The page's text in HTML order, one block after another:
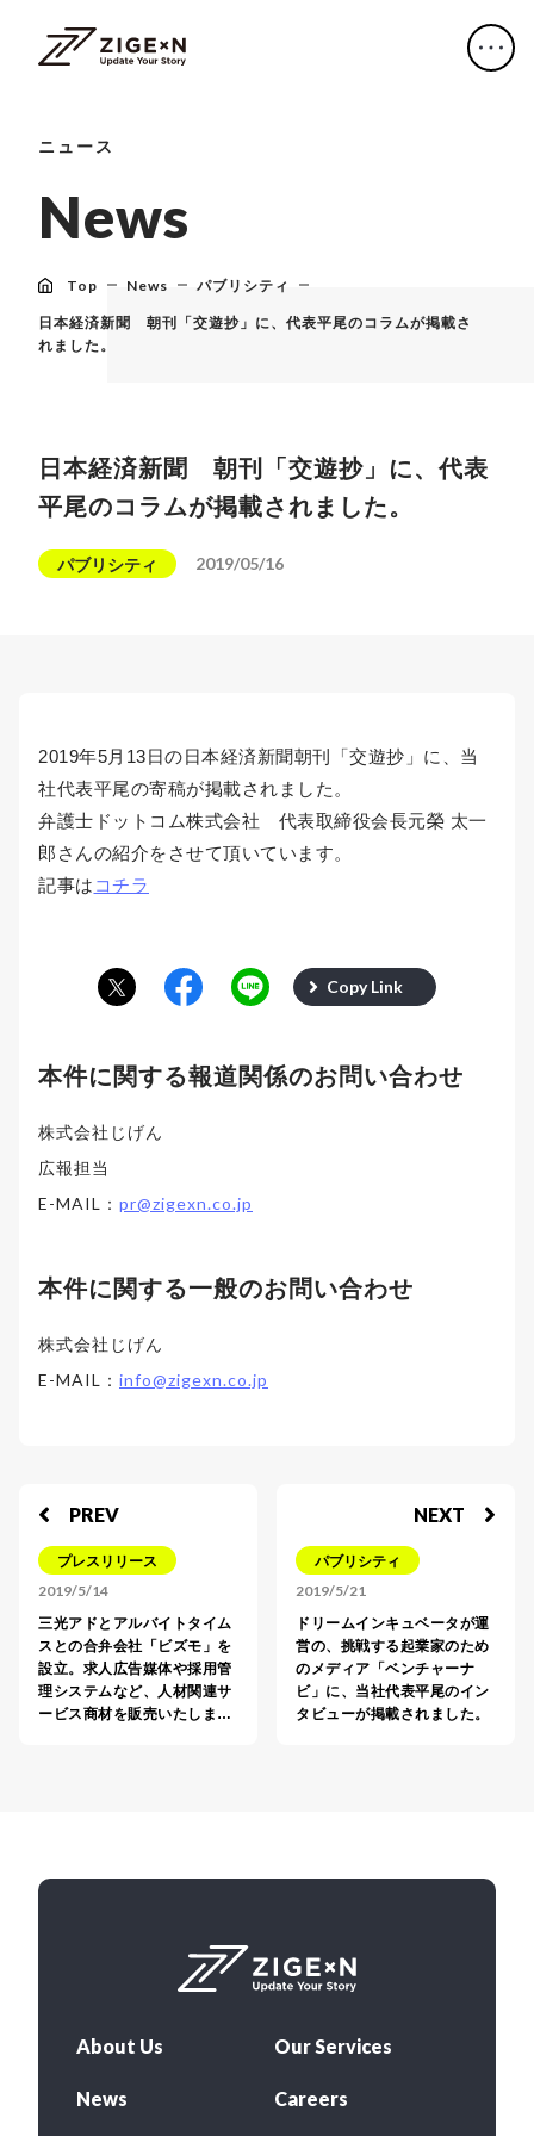
ニュース
News
Top News パブリシティ
日本経済新聞 朝刊「交遊抄」に、代表平尾のコラムが掲載さ
れました。
日本経済新聞 朝刊「交遊抄」に、代表
平尾のコラムが掲載されました。
パブリシティ 2019/05/16
2019年5月13日の日本経済新聞朝刊「交遊抄」に、当
社代表平尾の寄稿が掲載されました。
弁護士ドットコム株式会社 代表取締役会長元榮 太一
郎さんの紹介をさせて頂いています。
記事は コチラ
Copy Link
本件に関する報道関係のお問い合わせ
株式会社じげん
広報担当
E-MAIL： pr@zigexn.co.jp
本件に関する一般のお問い合わせ
株式会社じげん
E-MAIL： info@zigexn.co.jp
PREV
プレスリリース
2019/5/14
三光アドとアルバイトタイム
スとの合弁会社「ビズモ」を
設立。求人広告媒体や採用管
理システムなど、人材関連サ
ービス商材を販売いたしま…
NEXT
パブリシティ
2019/5/21
ドリームインキュベータが運
営の、挑戦する起業家のため
のメディア「ベンチャーナ
ビ」に、当社代表平尾のイン
タビューが掲載されました。
About Us Our Services
News Careers